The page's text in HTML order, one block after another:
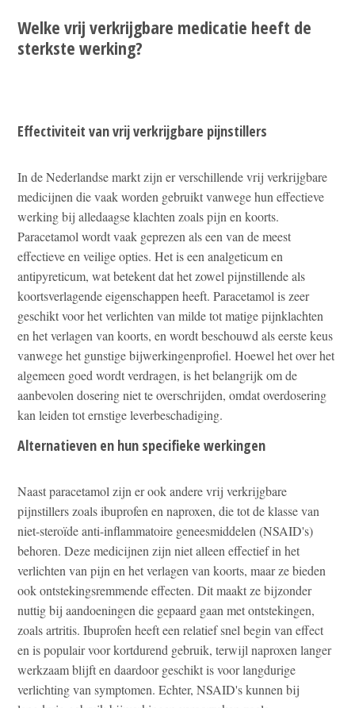
Welke vrij verkrijgbare medicatie heeft de
sterkste werking?
Effectiviteit van vrij verkrijgbare pijnstillers
In de Nederlandse markt zijn er verschillende vrij verkrijgbare
medicijnen die vaak worden gebruikt vanwege hun effectieve
werking bij alledaagse klachten zoals pijn en koorts.
Paracetamol wordt vaak geprezen als een van de meest
effectieve en veilige opties. Het is een analgeticum en
antipyreticum, wat betekent dat het zowel pijnstillende als
koortsverlagende eigenschappen heeft. Paracetamol is zeer
geschikt voor het verlichten van milde tot matige pijnklachten
en het verlagen van koorts, en wordt beschouwd als eerste keus
vanwege het gunstige bijwerkingenprofiel. Hoewel het over het
algemeen goed wordt verdragen, is het belangrijk om de
aanbevolen dosering niet te overschrijden, omdat overdosering
kan leiden tot ernstige leverbeschadiging.
Alternatieven en hun specifieke werkingen
Naast paracetamol zijn er ook andere vrij verkrijgbare
pijnstillers zoals ibuprofen en naproxen, die tot de klasse van
niet-steroïde anti-inflammatoire geneesmiddelen (NSAID's)
behoren. Deze medicijnen zijn niet alleen effectief in het
verlichten van pijn en het verlagen van koorts, maar ze bieden
ook ontstekingsremmende effecten. Dit maakt ze bijzonder
nuttig bij aandoeningen die gepaard gaan met ontstekingen,
zoals artritis. Ibuprofen heeft een relatief snel begin van effect
en is populair voor kortdurend gebruik, terwijl naproxen langer
werkzaam blijft en daardoor geschikt is voor langdurige
verlichting van symptomen. Echter, NSAID's kunnen bij